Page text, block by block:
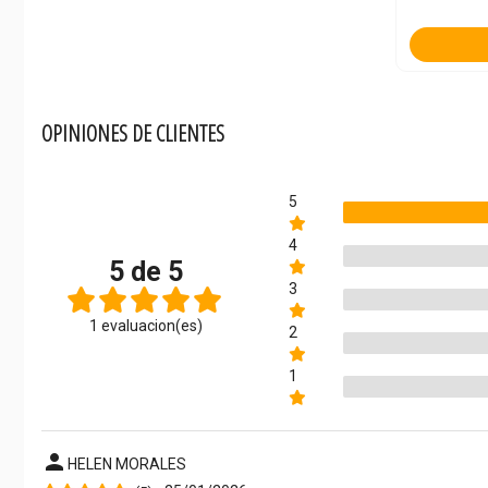
OPINIONES DE CLIENTES
5 de 5
1 evaluacion(es)
5
4
3
2
1
person HELEN MORALES